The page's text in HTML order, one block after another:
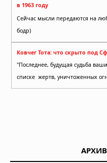
в 1963 году
Сейчас мысли передаются на
бодр)
Ковчег Тота: что скрыто под
"Последнее, будущая судьба
списке жертв, уничтоженных